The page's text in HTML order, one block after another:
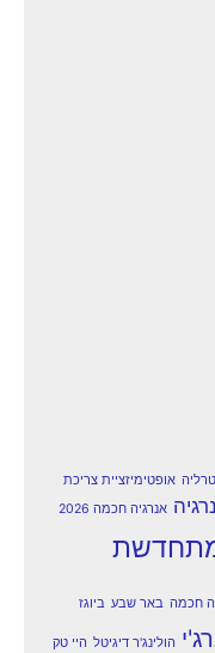
אופטימיזציית צריכת
אנרגיה חכמה 2026
מתחדשת
חכמה באר שבע ביוגז
הולינג'ר דיגיטל היי טק